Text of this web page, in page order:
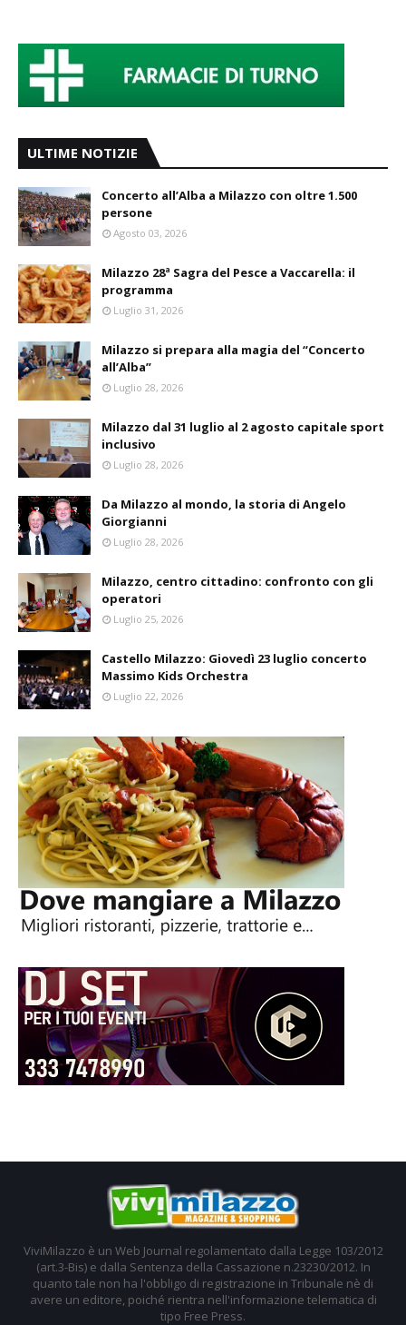
ULTIME NOTIZIE
Concerto all’Alba a Milazzo con oltre 1.500
persone
Agosto 03, 2026
Milazzo 28ª Sagra del Pesce a Vaccarella: il
programma
Luglio 31, 2026
Milazzo si prepara alla magia del “Concerto
all’Alba”
Luglio 28, 2026
Milazzo dal 31 luglio al 2 agosto capitale sport
inclusivo
Luglio 28, 2026
Da Milazzo al mondo, la storia di Angelo
Giorgianni
Luglio 28, 2026
Milazzo, centro cittadino: confronto con gli
operatori
Luglio 25, 2026
Castello Milazzo: Giovedì 23 luglio concerto
Massimo Kids Orchestra
Luglio 22, 2026
ViviMilazzo è un Web Journal regolamentato dalla Legge 103/2012
(art.3-Bis) e dalla Sentenza della Cassazione n.23230/2012. In
quanto tale non ha l'obbligo di registrazione in Tribunale nè di
avere un editore, poiché rientra nell'informazione telematica di
tipo Free Press.